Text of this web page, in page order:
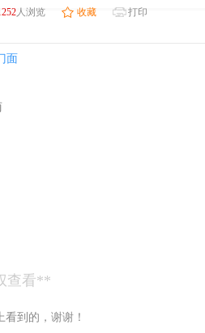
人浏览 收藏 打印
面
查看**
到的，谢谢！